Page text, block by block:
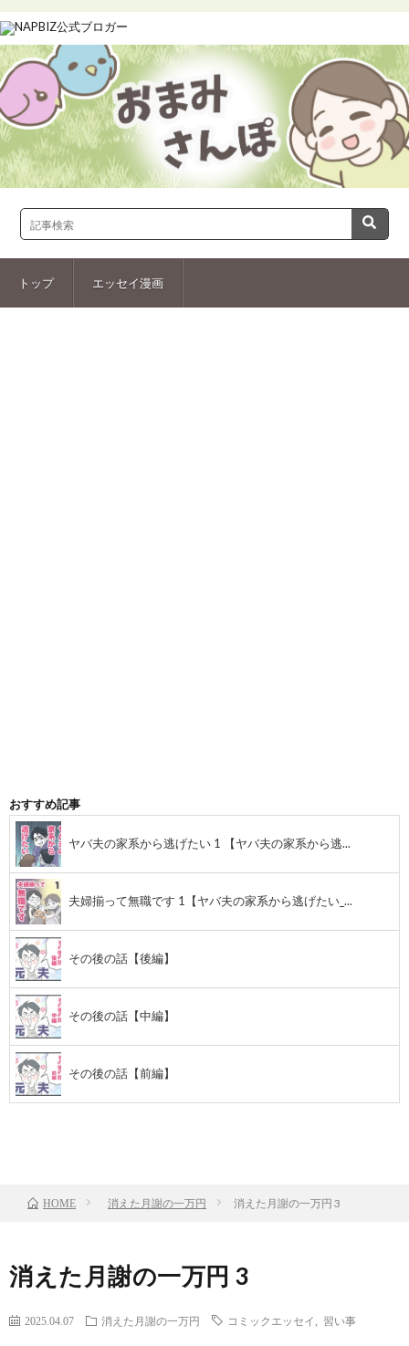
トップ エッセイ漫画
おすすめ記事
ヤバ夫の家系から逃げたい 1 【ヤバ夫の家系から逃...
夫婦揃って無職です 1【ヤバ夫の家系から逃げたい_...
その後の話【後編】
その後の話【中編】
その後の話【前編】
HOME 消えた月謝の一万円 消えた月謝の一万円 3
消えた月謝の一万円 3
2025.04.07 消えた月謝の一万円 コミックエッセイ 習い事